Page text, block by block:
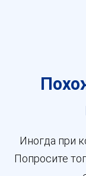
Иногда при
Попросите